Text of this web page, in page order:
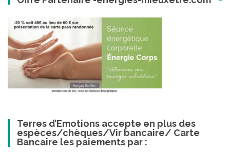
Terres d’Emotions accepte en plus des
espèces/chèques/Vir bancaire/ Carte
Bancaire les paiements par :